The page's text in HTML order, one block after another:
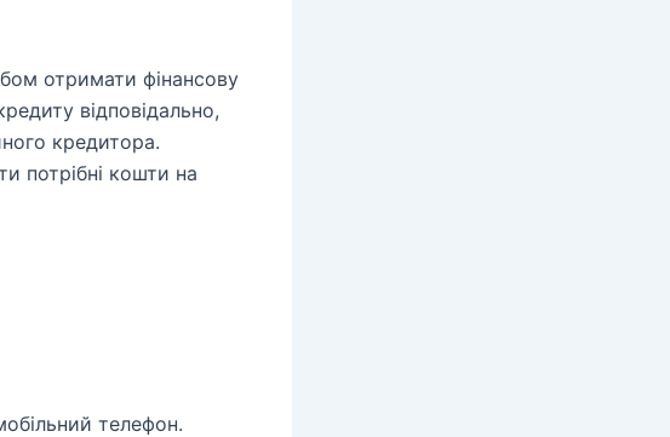
отримати фінансову
відповідально,
кредитора.
потрібні кошти на
телефон.